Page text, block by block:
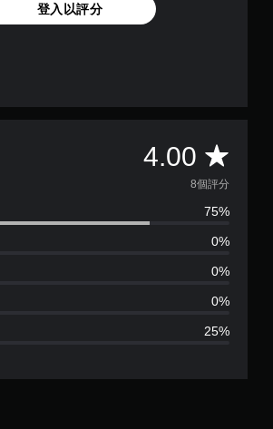
登入以評分
4.00 平
均
評
分
4
星
8個評分
75%
0%
0%
0%
25%